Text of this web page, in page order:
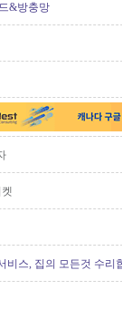
&방충망
비스, 집의 모든것 수리